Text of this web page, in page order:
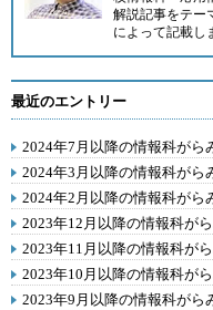
解説記事をテー
によって記載し
最近のエントリー
2024年7月以降の情報科がら
2024年3月以降の情報科がら
2024年2月以降の情報科がら
2023年12月以降の情報科が
2023年11月以降の情報科が
2023年10月以降の情報科が
2023年9月以降の情報科がら